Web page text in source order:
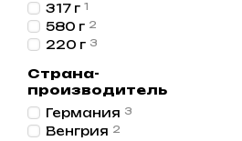
317 г 1
580 г 2
220 г 3
Страна-
производитель
Германия 3
Венгрия 2